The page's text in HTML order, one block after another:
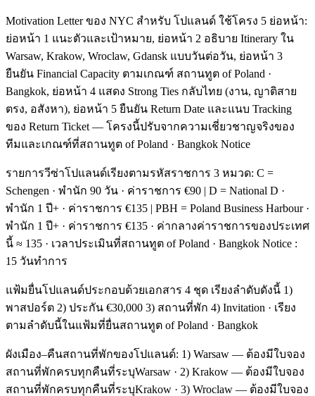
Motivation Letter ของ NYC สำหรับ โปแลนด์ ใช้โครง 5 ย่อหน้า:
ย่อหน้า 1 แนะตัวและเป้าหมาย, ย่อหน้า 2 อธิบาย Itinerary ใน
Warsaw, Krakow, Wroclaw, Gdansk แบบวันต่อวัน, ย่อหน้า 3
ยืนยัน Financial Capacity ตามเกณฑ์ สถานทูต of Poland ·
Bangkok, ย่อหน้า 4 แสดง Strong Ties กลับไทย (งาน, ญาติสาย
ตรง, อสังหา), ย่อหน้า 5 ยืนยัน Return Date และแนบ Tracking
ของ Return Ticket — โครงนี้ปรับจากความเชี่ยวชาญจริงของ
ทีมและเกณฑ์ที่สถานทูต of Poland · Bangkok Notice
รายการวีซ่าโปแลนด์เรียงตามรหัสราชการ 3 หมวด: C =
Schengen · พำนัก 90 วัน · ค่าราชการ €90 | D = National D ·
พำนัก 1 ปี+ · ค่าราชการ €135 | PBH = Poland Business Harbour ·
พำนัก 1 ปี+ · ค่าราชการ €135 · ค่ากลางค่าราชการของประเทศ
นี้ ≈ 135 · เวลาประเมินที่สถานทูต of Poland · Bangkok Notice :
15 วันทำการ
แฟ้มยื่นโปแลนด์ประกอบด้วยเอกสาร 4 ชุด เรียงลำดับดังนี้ 1)
พาสปอร์ต 2) ประกัน €30,000 3) สถานที่พัก 4) Invitation · เรียง
ตามลำดับนี้ในแฟ้มที่ยื่นสถานทูต of Poland · Bangkok
ผังเมือง–คืนสถานที่พักของโปแลนด์: 1) Warsaw — ต้องมีใบจอง
สถานที่พักครบทุกคืนที่ระบุWarsaw · 2) Krakow — ต้องมีใบจอง
สถานที่พักครบทุกคืนที่ระบุKrakow · 3) Wroclaw — ต้องมีใบจอง